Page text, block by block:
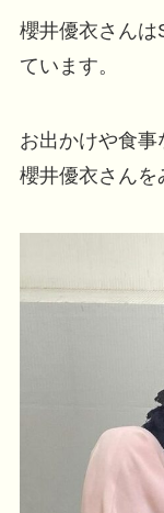
櫻井優衣さんは
ています。
お出かけや食
櫻井優衣さんを